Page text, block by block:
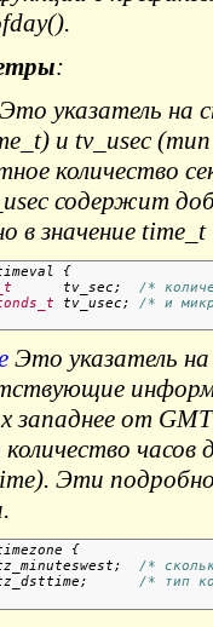
:
Это указатель на
и tv_usec
количество
содержит
в значение time_t
{
      tv_sec;
/*
tv_usec; /* и
Это указатель
западнее от
количество
Эти
{
/*
/* тип